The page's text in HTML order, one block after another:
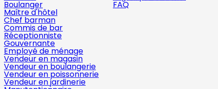
Boulanger
Maître d'hôtel
Chef barman
Commis de bar
Réceptionniste
Gouvernante
Employé de ménage
Vendeur en magasin
Vendeur en boulangerie
Vendeur en poissonnerie
Vendeur en jardinerie
FAQ